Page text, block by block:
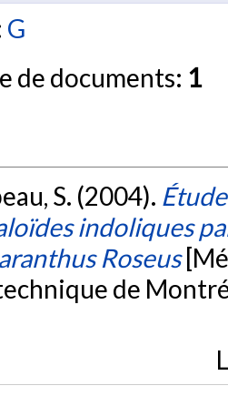
G
de documents: 1
S. (2004).
indoliques
Roseus
de